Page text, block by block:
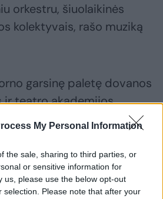
My Personal Information
the sale, sharing to third parties, or
or sensitive information for
us, please use the below opt-out
selection. Please note that after your
orkestru, šiuolaikinės
kolektyvais, rašo muziką
garsinę paletę dovanos
ir teatro akademijos
festivalio „Jazz Park“
nuolatinis įvairių džiazo
ir Lietuvoje dalyvis bei
žinomas tiek kaip